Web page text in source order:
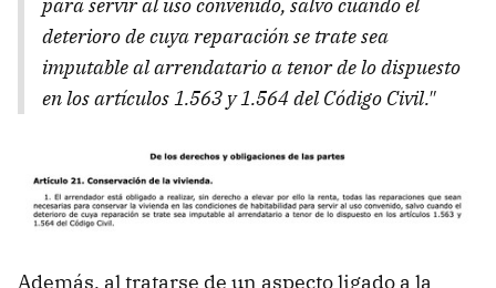
deterioro de cuya reparación se trate sea
imputable al arrendatario a tenor de lo dispuesto
en los artículos 1.563 y 1.564 del Código Civil."
Además, al tratarse de un aspecto ligado a la